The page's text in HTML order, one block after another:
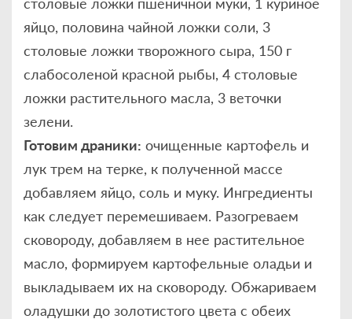
яйцо, половина чайной ложки соли, 3
столовые ложки творожного сыра, 150 г
слабосоленой красной рыбы, 4 столовые
ложки растительного масла, 3 веточки
зелени.
Готовим драники: очищенные картофель и
лук трем на терке, к полученной массе
добавляем яйцо, соль и муку. Ингредиенты
как следует перемешиваем. Разогреваем
сковороду, добавляем в нее растительное
масло, формируем картофельные оладьи и
выкладываем их на сковороду. Обжариваем
оладушки до золотистого цвета с обеих